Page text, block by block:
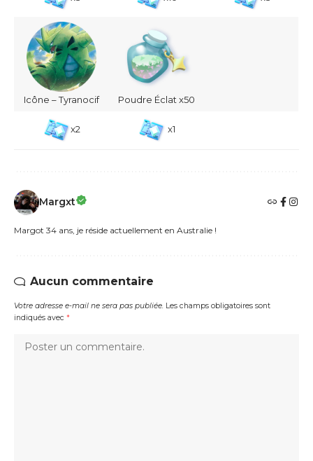
Icône – Tyranocif Poudre Éclat x50
x2 x1
Margxt
Margot 34 ans, je réside actuellement en Australie !
Aucun commentaire
Votre adresse e-mail ne sera pas publiée. Les champs obligatoires sont
indiqués avec *